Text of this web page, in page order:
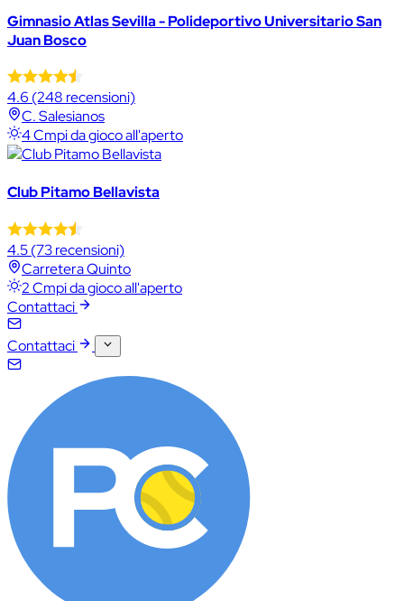
Gimnasio Atlas Sevilla - Polideportivo Universitario San
Juan Bosco
4.6 (248 recensioni)
C. Salesianos
4 Cmpi da gioco all'aperto
Club Pitamo Bellavista
4.5(73 recensioni)
Carretera Quinto
2 Cmpi da gioco all'aperto
Contattaci
Contattaci